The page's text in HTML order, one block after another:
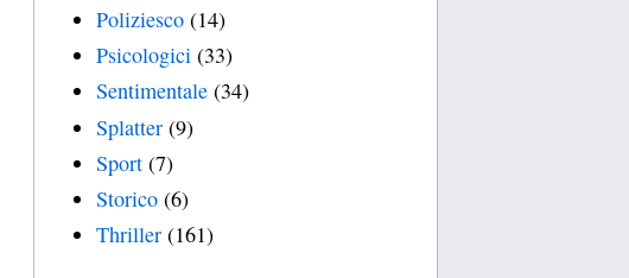
Poliziesco (14)
Psicologici (33)
Sentimentale (34)
Splatter (9)
Sport (7)
Storico (6)
Thriller (161)